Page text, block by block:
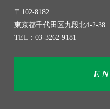
〒102-8182
東京都千代田区九段北4-2-38
TEL： 03-3262-9181